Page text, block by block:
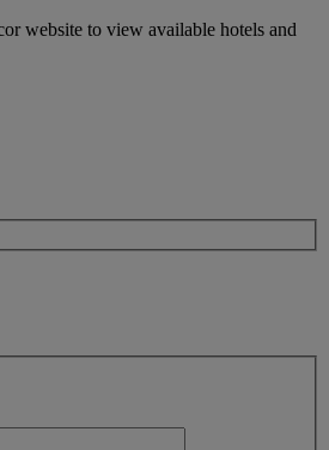
website to view available hotels and